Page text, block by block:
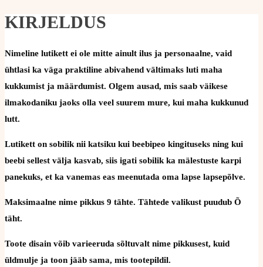
KIRJELDUS
Nimeline lutikett ei ole mitte ainult ilus ja personaalne, vaid
ühtlasi ka väga praktiline abivahend vältimaks luti maha
kukkumist ja määrdumist. Olgem ausad, mis saab väikese
ilmakodaniku jaoks olla veel suurem mure, kui maha kukkunud
lutt.
Lutikett on sobilik nii katsiku kui beebipeo kingituseks ning kui
beebi sellest välja kasvab, siis igati sobilik ka mälestuste karpi
panekuks, et ka vanemas eas meenutada oma lapse lapsepõlve.
Maksimaalne nime pikkus 9 tähte. Tähtede valikust puudub Õ
täht.
Toote disain võib varieeruda sõltuvalt nime pikkusest, kuid
üldmulje ja toon jääb sama, mis tootepildil.